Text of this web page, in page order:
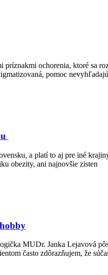
ochorenia, ktoré sa
pomoc
a platí to aj pre iné krajiny
obezity, ani najnovšie zisten
MUDr. Janka Lejavová
často zdôrazňujem, že